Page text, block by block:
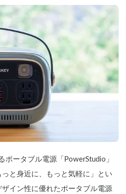
ポータブル電源「PowerStudio」
と身近に、もっと気軽に」とい
イン性に優れたポータブル電源